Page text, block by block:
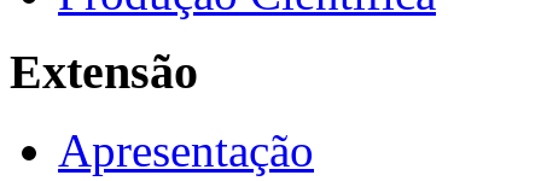
Extensão
Apresentação